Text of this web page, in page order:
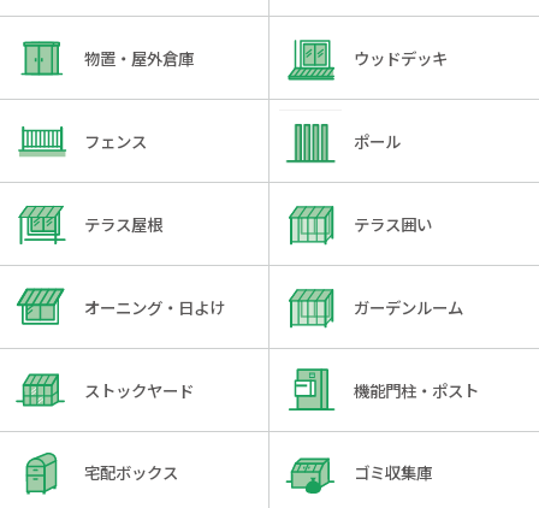
物置・屋外倉庫 ウッドデッキ
フェンス ポール
テラス屋根 テラス囲い
オーニング・日よけ ガーデンルーム
ストックヤード 機能門柱・ポスト
宅配ボックス ゴミ収集庫